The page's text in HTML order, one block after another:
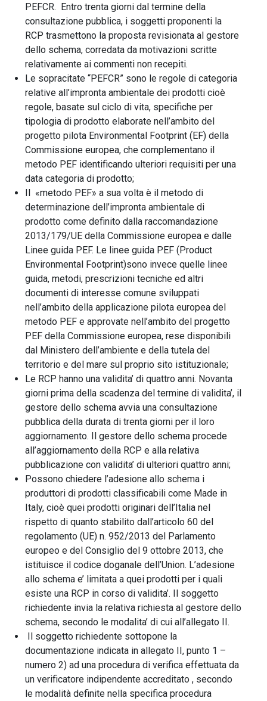
PEFCR. Entro trenta giorni dal termine della
consultazione pubblica, i soggetti proponenti la
RCP trasmettono la proposta revisionata al gestore
dello schema, corredata da motivazioni scritte
relativamente ai commenti non recepiti.
Le sopracitate “PEFCR” sono le regole di categoria
relative all’impronta ambientale dei prodotti cioè
regole, basate sul ciclo di vita, specifiche per
tipologia di prodotto elaborate nell’ambito del
progetto pilota Environmental Footprint (EF) della
Commissione europea, che complementano il
metodo PEF identificando ulteriori requisiti per una
data categoria di prodotto;
Il «metodo PEF» a sua volta è il metodo di
determinazione dell’impronta ambientale di
prodotto come definito dalla raccomandazione
2013/179/UE della Commissione europea e dalle
Linee guida PEF. Le linee guida PEF (Product
Environmental Footprint)sono invece quelle linee
guida, metodi, prescrizioni tecniche ed altri
documenti di interesse comune sviluppati
nell’ambito della applicazione pilota europea del
metodo PEF e approvate nell’ambito del progetto
PEF della Commissione europea, rese disponibili
dal Ministero dell’ambiente e della tutela del
territorio e del mare sul proprio sito istituzionale;
Le RCP hanno una validita’ di quattro anni. Novanta
giorni prima della scadenza del termine di validita’, il
gestore dello schema avvia una consultazione
pubblica della durata di trenta giorni per il loro
aggiornamento. Il gestore dello schema procede
all’aggiornamento della RCP e alla relativa
pubblicazione con validita’ di ulteriori quattro anni;
Possono chiedere l’adesione allo schema i
produttori di prodotti classificabili come Made in
Italy, cioè quei prodotti originari dell’Italia nel
rispetto di quanto stabilito dall’articolo 60 del
regolamento (UE) n. 952/2013 del Parlamento
europeo e del Consiglio del 9 ottobre 2013, che
istituisce il codice doganale dell’Union. L’adesione
allo schema e’ limitata a quei prodotti per i quali
esiste una RCP in corso di validita’. Il soggetto
richiedente invia la relativa richiesta al gestore dello
schema, secondo le modalita’ di cui all’allegato II.
Il soggetto richiedente sottopone la
documentazione indicata in allegato II, punto 1 –
numero 2) ad una procedura di verifica effettuata da
un verificatore indipendente accreditato , secondo
le modalità definite nella specifica procedura